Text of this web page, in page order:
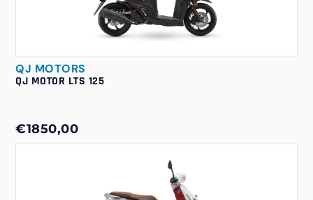
QJ MOTORS
QJ MOTOR LTS 125
€1850,00